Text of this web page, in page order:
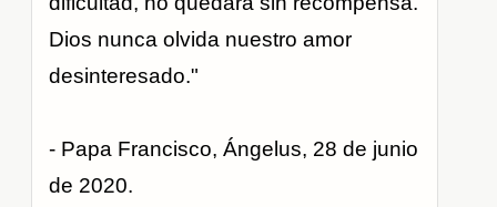
Dios nunca olvida nuestro amor
desinteresado."
- Papa Francisco, Ángelus, 28 de junio
de 2020.